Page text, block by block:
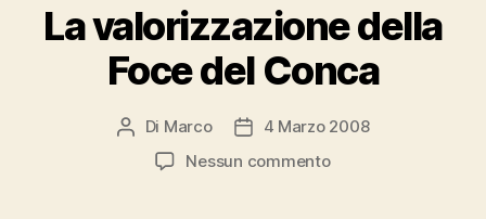
La valorizzazione della
Foce del Conca
Autore
articolo
Di Marco
Data4 Marzo 2008
Nessun commentosu